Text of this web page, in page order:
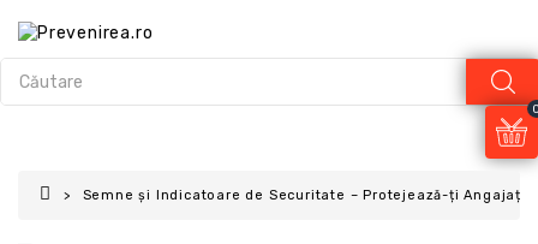
Semne și Indicatoare de Securitate – Protejează-ți Angajații